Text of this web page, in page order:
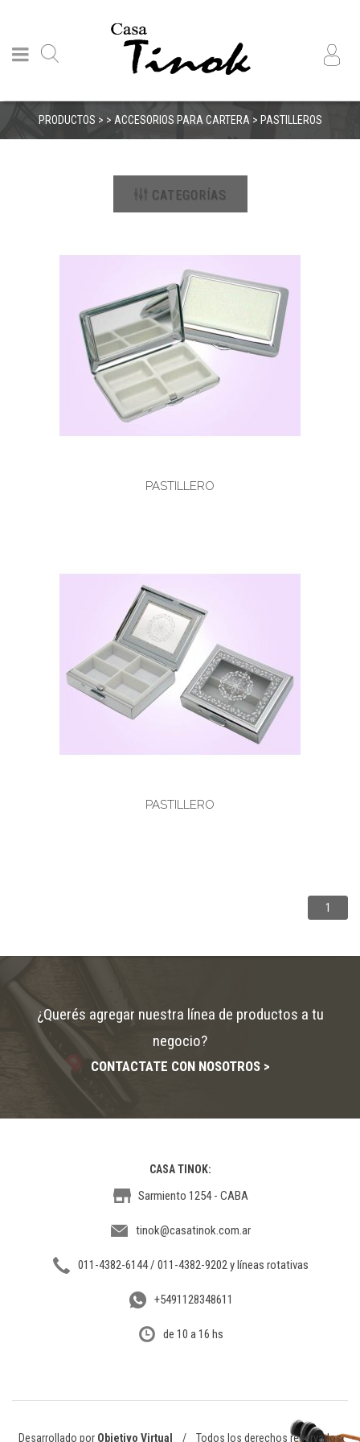
PRODUCTOS > > ACCESORIOS PARA CARTERA > PASTILLEROS
CATEGORÍAS
PASTILLERO
PASTILLERO
1
¿Querés agregar nuestra línea de productos a tu
negocio?
CONTACTATE CON NOSOTROS >
CASA TINOK:
Sarmiento 1254 - CABA
tinok@casatinok.com.ar
011-4382-6144 / 011-4382-9202 y líneas rotativas
+5491128348611
de 10 a 16 hs
Desarrollado por Objetivo Virtual / Todos los derechos reservados